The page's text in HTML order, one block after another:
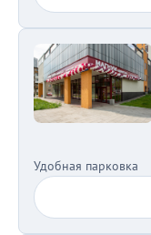
Удобная парковка